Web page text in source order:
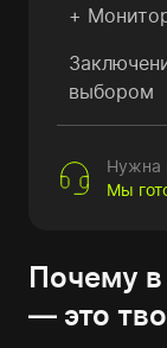
+
выбором
Нужна
Мы
Почему
— это